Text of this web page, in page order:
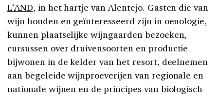
L’AND, in het hartje van Alentejo. Gasten die van
wijn houden en geïnteresseerd zijn in oenologie,
kunnen plaatselijke wijngaarden bezoeken,
cursussen over druivensoorten en productie
bijwonen in de kelder van het resort, deelnemen
aan begeleide wijnproeverijen van regionale en
nationale wijnen en de principes van biologisch-